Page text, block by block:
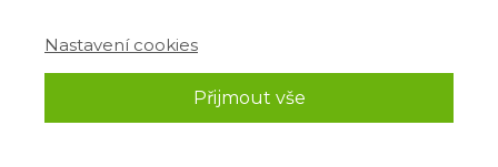
Nastavení cookies
Přijmout vše